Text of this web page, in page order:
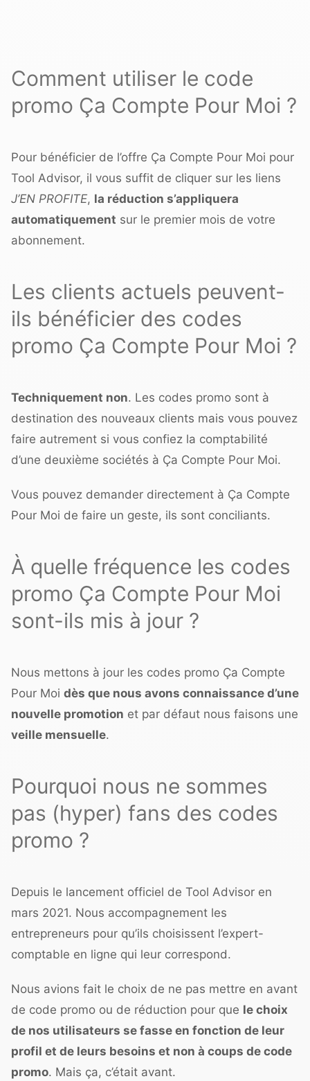
Comment utiliser le code
promo Ça Compte Pour Moi ?
Pour bénéficier de l’offre Ça Compte Pour Moi pour
Tool Advisor, il vous suffit de cliquer sur les liens
J’EN PROFITE, la réduction s’appliquera
automatiquement sur le premier mois de votre
abonnement.
Les clients actuels peuvent-
ils bénéficier des codes
promo Ça Compte Pour Moi ?
Techniquement non. Les codes promo sont à
destination des nouveaux clients mais vous pouvez
faire autrement si vous confiez la comptabilité
d’une deuxième sociétés à Ça Compte Pour Moi.
Vous pouvez demander directement à Ça Compte
Pour Moi de faire un geste, ils sont conciliants.
À quelle fréquence les codes
promo Ça Compte Pour Moi
sont-ils mis à jour ?
Nous mettons à jour les codes promo Ça Compte
Pour Moi dès que nous avons connaissance d’une
nouvelle promotion et par défaut nous faisons une
veille mensuelle.
Pourquoi nous ne sommes
pas (hyper) fans des codes
promo ?
Depuis le lancement officiel de Tool Advisor en
mars 2021. Nous accompagnement les
entrepreneurs pour qu’ils choisissent l’expert-
comptable en ligne qui leur correspond.
Nous avions fait le choix de ne pas mettre en avant
de code promo ou de réduction pour que le choix
de nos utilisateurs se fasse en fonction de leur
profil et de leurs besoins et non à coups de code
promo. Mais ça, c’était avant.